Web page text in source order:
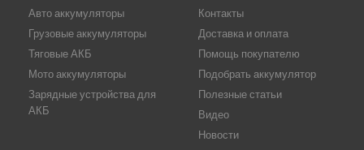
Авто аккумуляторы
Грузовые аккумуляторы
Тяговые АКБ
Мото аккумуляторы
Зарядные устройства для
АКБ
Контакты
Доставка и оплата
Помощь покупателю
Подобрать аккумулятор
Полезные статьи
Видео
Новости